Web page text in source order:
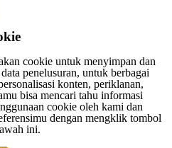
cookie untuk menyimpan dan
penelusuran, untuk berbagai
konten, periklanan,
bisa mencari tahu informasi
cookie oleh kami dan
dengan mengklik tombol
ini.